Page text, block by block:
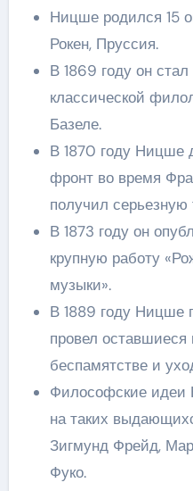
Ницше родился 15
Рокен, Пруссия.
В 1869 году он
классической
Базеле.
В 1870 году Ницше
фронт во время
получил серьезную
В 1873 году он
крупную работу
музыки».
В 1889 году Ницше
провел
беспамятстве и
Философские идеи
на таких
Зигмунд Фрейд,
Фуко.